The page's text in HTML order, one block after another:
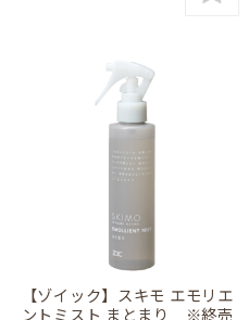
【ゾイック】スキモ エモリエ
ントミスト まとまり ※終売